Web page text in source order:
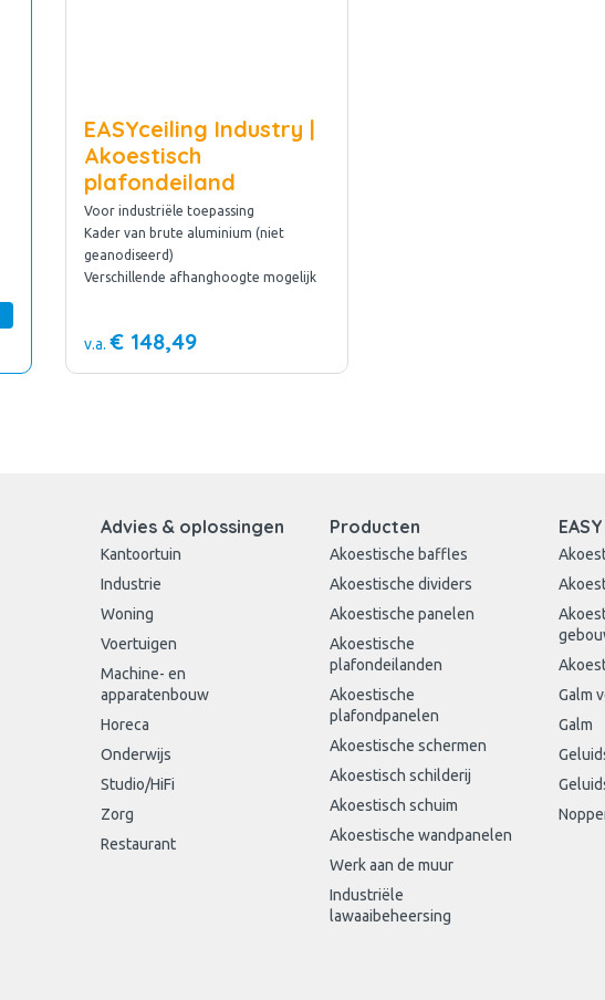
EASYceiling Industry |
Akoestisch
plafondeiland
Voor industriële toepassing
Kader van brute aluminium (niet
geanodiseerd)
Verschillende afhanghoogte mogelijk
v.a. € 148,49
Advies & oplossingen
Kantoortuin
Industrie
Woning
Voertuigen
Machine- en
apparatenbouw
Horeca
Onderwijs
Studio/HiFi
Zorg
Restaurant
Producten
Akoestische baffles
Akoestische dividers
Akoestische panelen
Akoestische
plafondeilanden
Akoestische
plafondpanelen
Akoestische schermen
Akoestisch schilderij
Akoestisch schuim
Akoestische wandpanelen
Werk aan de muur
Industriële
lawaaibeheersing
Galm
Galm